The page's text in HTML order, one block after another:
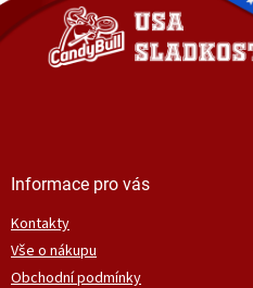
í
Informace pro vás
Kontakty
Vše o nákupu
Obchodní podmínky